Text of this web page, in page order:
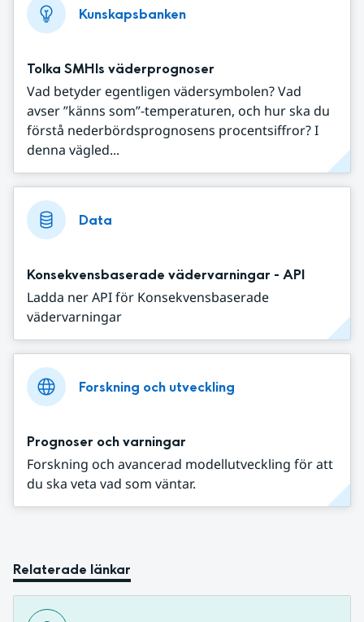
Kunskapsbanken
Tolka SMHIs väderprognoser
Vad betyder egentligen vädersymbolen? Vad
avser ”känns som”-temperaturen, och hur ska du
förstå nederbördsprognosens procentsiffror? I
denna vägled...
Data
Konsekvensbaserade vädervarningar - API
Ladda ner API för Konsekvensbaserade
vädervarningar
Forskning och utveckling
Prognoser och varningar
Forskning och avancerad modellutveckling för att
du ska veta vad som väntar.
Relaterade länkar